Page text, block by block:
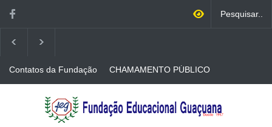
Contatos da Fundação
CHAMAMENTO PÚBLICO
CREDENCIAMENTO DE
IMPRESSOS
AVISO DE DISPENSA DE
LICITAÇÃO - DISPENSA DE
LICITAÇÃO Nº 53/2026-